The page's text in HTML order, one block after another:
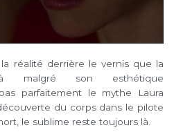
réalité derrière le vernis que la
malgré son esthétique
parfaitement le mythe Laura
du corps dans le pilote
le sublime reste toujours là.